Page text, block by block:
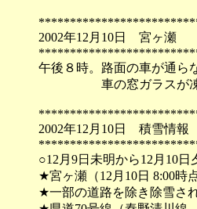
2002年12月10日 宮ヶ瀬
午後８時。路面の車が通ら
車の窓ガラスが凍り
2002年12月10日 積雪情報
○12月9日未明から12月10
★宮ヶ瀬（12月10日 8:00時
★一部の道路を除き除雪さ